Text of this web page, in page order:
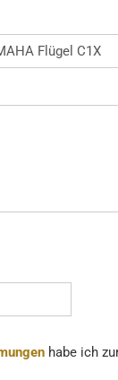
habe ich